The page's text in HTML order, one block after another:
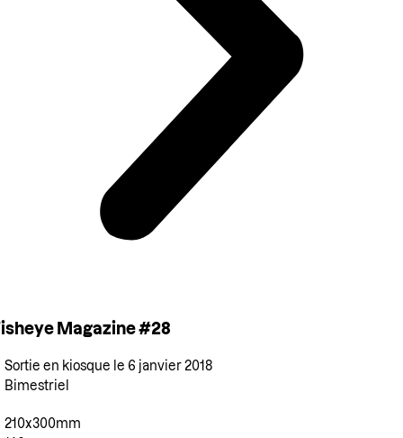
Magazine #28
Sortie en kiosque le 6 janvier 2018
Bimestriel
210x300mm